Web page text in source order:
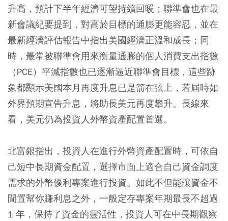
升高，預計下半年經濟可望持續回暖；聯準會也在最
新會議紀要提到，對高於目標的通膨更能容忍，並在
最新經濟評估報告中指出美國經濟正溫和成長；同
時，最常被聯準會用來衡量通膨的個人消費支出指數
（PCE）平減指數也已逐漸逼近聯準會目標，這些跡
象都顯示美國本月再度升息已是箭在弦上，若屆時如
外界預期宣告升息，將助長美元再度攀升。長線來
看，美元仍為投資人外幣資產配置首選。
北富銀指出，投資人在進行外幣資產配置時，可依自
己短中長期資金配置，選擇市面上適合自己資金調度
需求的外幣優利專案進行投資。如此不但能讓資金不
閒置幫你賺利息之外，一般定存專案年期最長不超過
1 年，保持了資金的靈活性，投資人可在中長期觀察